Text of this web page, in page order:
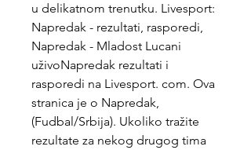
u delikatnom trenutku. Livesport:
Napredak - rezultati, rasporedi,
Napredak - Mladost Lucani
uživoNapredak rezultati i
rasporedi na Livesport. com. Ova
stranica je o Napredak,
(Fudbal/Srbija). Ukoliko tražite
rezultate za nekog drugog tima